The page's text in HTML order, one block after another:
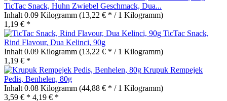
TicTac Snack, Huhn Zwiebel Geschmack, Dua...
Inhalt 0.09 Kilogramm (13,22 € * / 1 Kilogramm)
1,19 € *
TicTac Snack,
Rind Flavour, Dua Kelinci, 90g
Inhalt 0.09 Kilogramm (13,22 € * / 1 Kilogramm)
1,19 € *
Krupuk Rempejek
Pedis, Benhelen, 80g
Inhalt 0.08 Kilogramm (44,88 € * / 1 Kilogramm)
3,59 € * 4,19 € *